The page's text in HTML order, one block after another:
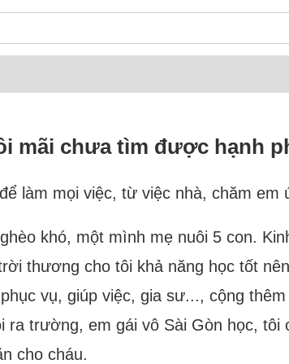
mãi chưa tìm được hạnh
làm mọi việc, từ việc nhà, chăm em
khó, một mình mẹ nuôi 5 con.
thương cho tôi khả năng học tốt
vụ, giúp việc, gia sư..., cộng
trường, em gái vô Sài Gòn học, tôi
cho cháu.